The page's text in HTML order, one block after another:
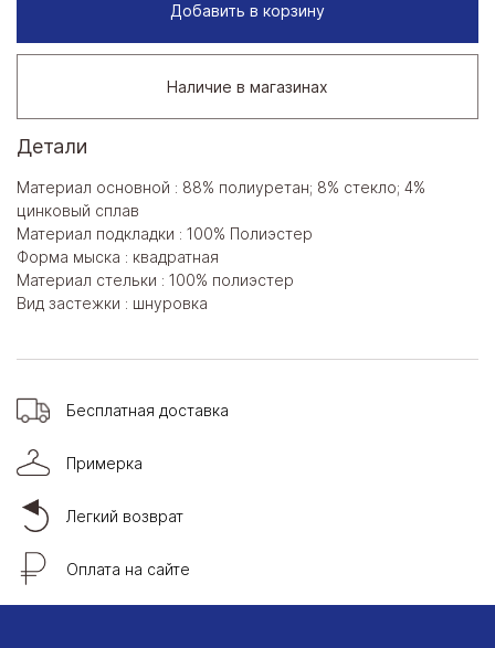
Добавить в корзину
Наличие в магазинах
Детали
Материал основной : 88% полиуретан; 8% стекло; 4%
цинковый сплав
Материал подкладки : 100% Полиэстер
Форма мыска : квадратная
Материал стельки : 100% полиэстер
Вид застежки : шнуровка
Бесплатная доставка
Примерка
Легкий возврат
Оплата на сайте